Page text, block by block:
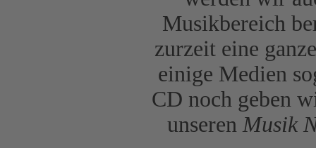
Musikbereich
zurzeit eine
einige Medien
CD noch geben
unseren Musik